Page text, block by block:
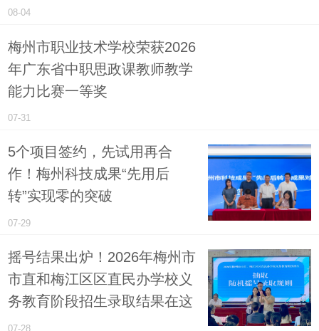
08-04
梅州市职业技术学校荣获2026
年广东省中职思政课教师教学
能力比赛一等奖
07-31
5个项目签约，先试用再合
作！梅州科技成果“先用后
转”实现零的突破
07-29
摇号结果出炉！2026年梅州市
市直和梅江区区直民办学校义
务教育阶段招生录取结果在这
07-28